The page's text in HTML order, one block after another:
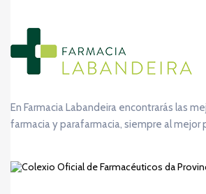
En Farmacia Labandeira encontrarás las
farmacia y parafarmacia, siempre al mejor